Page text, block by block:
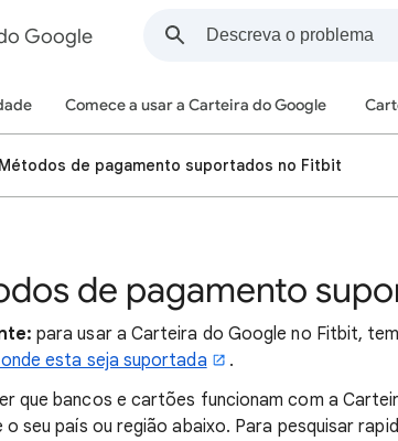
Google
Comece a usar a Carteira do Google
Métodos de pagamento suportados no Fitbit
de pagamento
para usar a Carteira do Google no Fitbit,
esta seja suportada
.
que bancos e cartões funcionam com a
o seu país ou região abaixo. Para pesquisar